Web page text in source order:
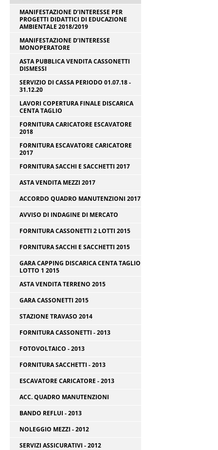
MANIFESTAZIONE D’INTERESSE PER
PROGETTI DIDATTICI DI EDUCAZIONE
AMBIENTALE 2018/2019
MANIFESTAZIONE D’INTERESSE
MONOPERATORE
ASTA PUBBLICA VENDITA CASSONETTI
DISMESSI
SERVIZIO DI CASSA PERIODO 01.07.18 -
31.12.20
LAVORI COPERTURA FINALE DISCARICA
CENTA TAGLIO
FORNITURA CARICATORE ESCAVATORE
2018
FORNITURA ESCAVATORE CARICATORE
2017
FORNITURA SACCHI E SACCHETTI 2017
ASTA VENDITA MEZZI 2017
ACCORDO QUADRO MANUTENZIONI 2017
AVVISO DI INDAGINE DI MERCATO
FORNITURA CASSONETTI 2 LOTTI 2015
FORNITURA SACCHI E SACCHETTI 2015
GARA CAPPING DISCARICA CENTA TAGLIO
LOTTO 1 2015
ASTA VENDITA TERRENO 2015
GARA CASSONETTI 2015
STAZIONE TRAVASO 2014
FORNITURA CASSONETTI - 2013
FOTOVOLTAICO - 2013
FORNITURA SACCHETTI - 2013
ESCAVATORE CARICATORE - 2013
ACC. QUADRO MANUTENZIONI
BANDO REFLUI - 2013
NOLEGGIO MEZZI - 2012
SERVIZI ASSICURATIVI - 2012